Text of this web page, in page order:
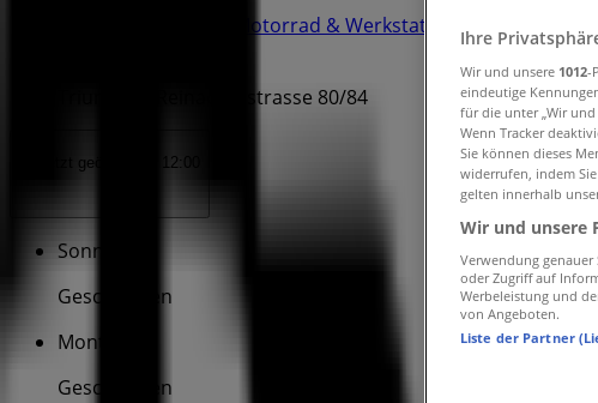
Angebote für Auto, Motorrad & Werkstatt in Basel
»
Triumph | Reinacherstrasse 80/84
Jetzt geöffnet Bis 12:00
Sonntag
Geschlossen
Montag
Geschlossen
Ihre
Wir und unsere 1012-
eindeutige
für die unter „Wir
Wenn Tracker
Sie können dieses
widerrufen, indem
gelten innerhalb
Wir und unsere
Verwendung
oder Zugriff auf
Werbeleistung und
von Angeboten.
Liste der Partner